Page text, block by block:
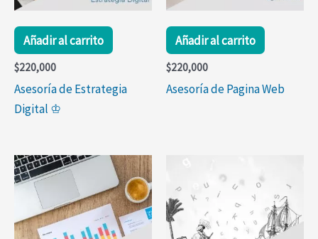
Añadir al carrito
$220,000
Asesoría de Estrategia
Digital ♔
Añadir al carrito
$220,000
Asesoría de Pagina Web